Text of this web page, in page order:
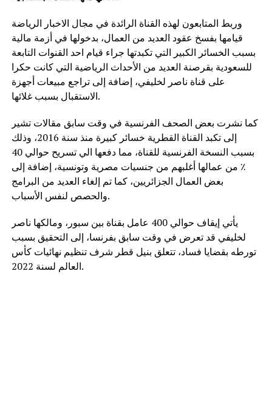
وربط المتابعون لهذه القناة الرائدة في مجال الاخبار الرياضة
قيامها بفسخ عقود العديد من العمال، بدخولها في أزمة مالية
بسبب الخسائر الكبير التي تكبدتها جراء قيام احد القنوات التابعة
للسعودية بقرصنة العديد من الأحداث الرياضية التي كانت حكرا
على قناة ناصر لخليفي، إضافة إلى تراجع مبيعات أجهزة
الاستقبال بسبب غلائها.
كما نشرت بعض الصحف الفرنسية في وقت سابق مقالات تشير
إلى تكبد القناة القطرية خسائر كبيرة منذ سنة 2016، وذلك
بسبب النسخة الفرنسية للقناة، مما دفعها الي تسريح حوالي 40
٪ من عمالها أغلبهم من جنسيات مصرية وتونسية، إضافة إلى
بعض العمال الجزائريين، كما تم إلغاء العديد من البرامج
والحصص لنفس الأسباب.
يأتي إيقاف حوالي 400 عامل بقناة بين سبور، ومالكها ناصر
لخليفي قد تعرض في وقت سابق بفرنسا، إلى التحقيق بسبب
تورطه بقضايا فساد، تتعلق بنيل قطر شرف تنظيم نهائيات كأس
العالم لسنة 2022.